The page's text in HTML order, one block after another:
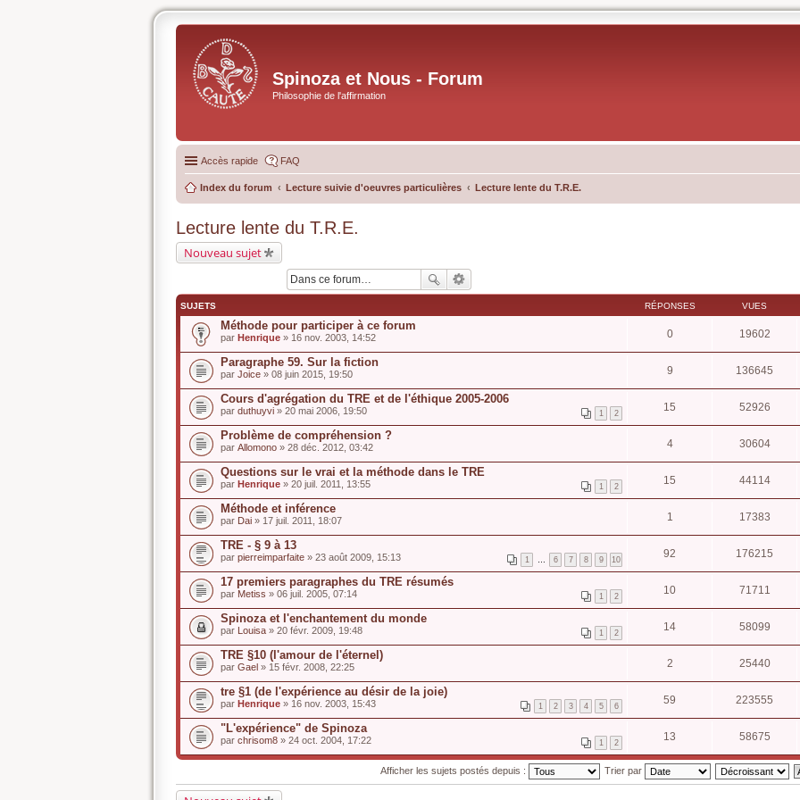
Spinoza et Nous - Forum
Philosophie de l'affirmation
Accès rapide FAQ
Index du forum Lecture suivie d'oeuvres particulières Lecture lente du T.R.E.
Lecture lente du T.R.E.
Nouveau sujet
SUJETS RÉPONSES VUES
Méthode pour participer à ce forum
par Henrique » 16 nov. 2003, 14:52 0 19602
Paragraphe 59. Sur la fiction
par Joice » 08 juin 2015, 19:50 9 136645
Cours d'agrégation du TRE et de l'éthique 2005-2006
1 2
par duthuyvi » 20 mai 2006, 19:50 15 52926
Problème de compréhension ?
par Allomono » 28 déc. 2012, 03:42 4 30604
Questions sur le vrai et la méthode dans le TRE
1 2
par Henrique » 20 juil. 2011, 13:55 15 44114
Méthode et inférence
par Dai » 17 juil. 2011, 18:07 1 17383
TRE - § 9 à 13
1 … 6 7 8 9 10
par pierreimparfaite » 23 août 2009, 15:13 92 176215
17 premiers paragraphes du TRE résumés
1 2
par Metiss » 06 juil. 2005, 07:14 10 71711
Spinoza et l'enchantement du monde
1 2
par Louisa » 20 févr. 2009, 19:48 14 58099
TRE §10 (l'amour de l'éternel)
par Gael » 15 févr. 2008, 22:25 2 25440
tre §1 (de l'expérience au désir de la joie)
1 2 3 4 5 6
par Henrique » 16 nov. 2003, 15:43 59 223555
"L'expérience" de Spinoza
1 2
par chrisom8 » 24 oct. 2004, 17:22 13 58675
Afficher les sujets postés depuis : Trier par